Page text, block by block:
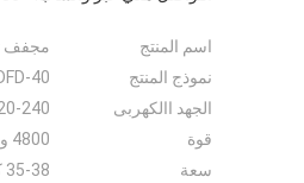
اسم المنتج
مجفف
نموذج المنتج
40
الجهد االكهربى
220-240 فولت /
قوة
4800 واط
سعة
35-38 كجم